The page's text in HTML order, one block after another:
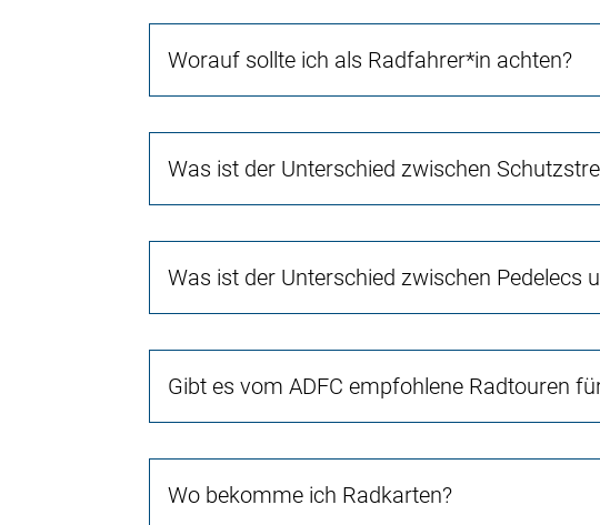
Worauf sollte ich als Radfahrer*in achten?
Was ist der Unterschied zwischen
Was ist der Unterschied zwischen Pedelecs
Gibt es vom ADFC empfohlene Radtouren
Wo bekomme ich Radkarten?